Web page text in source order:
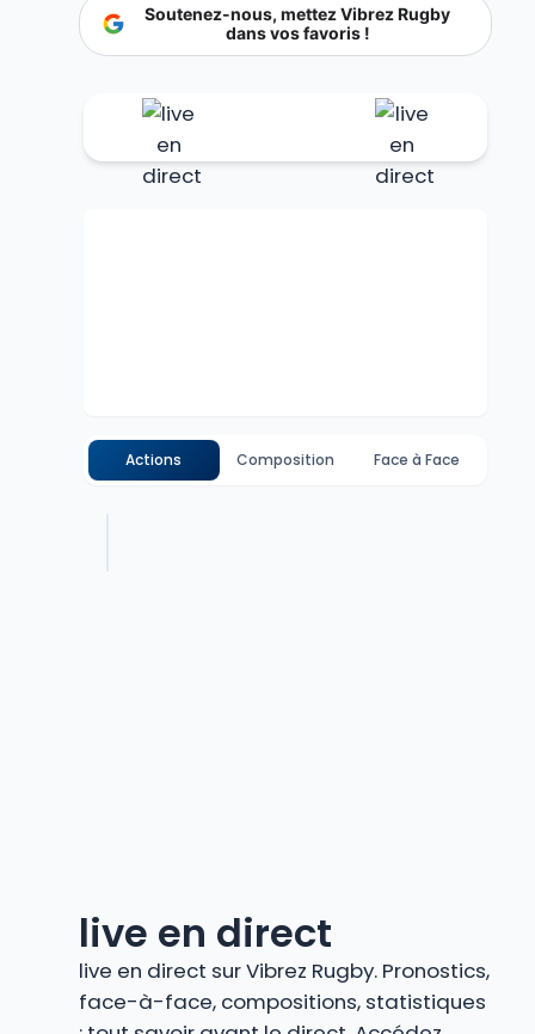
Soutenez-nous, mettez Vibrez Rugby
dans vos favoris !
Actions Composition Face à Face
live en direct
live en direct sur Vibrez Rugby. Pronostics,
face-à-face, compositions, statistiques